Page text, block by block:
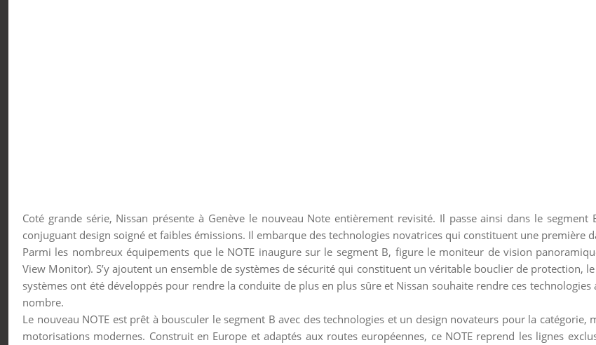
Coté grande série, Nissan présente à Genève le nouveau Note entièrement revisité. Il passe ainsi dans le segment
conjuguant design soigné et faibles émissions. Il embarque des technologies novatrices qui constituent une première
Parmi les nombreux équipements que le NOTE inaugure sur le segment B, figure le moniteur de vision
View Monitor). S’y ajoutent un ensemble de systèmes de sécurité qui constituent un véritable bouclier de protection, le
systèmes ont été développés pour rendre la conduite de plus en plus sûre et Nissan souhaite rendre ces technologies
nombre.
Le nouveau NOTE est prêt à bousculer le segment B avec des technologies et un design novateurs pour la catégorie,
motorisations modernes. Construit en Europe et adaptés aux routes européennes, ce NOTE reprend les lignes